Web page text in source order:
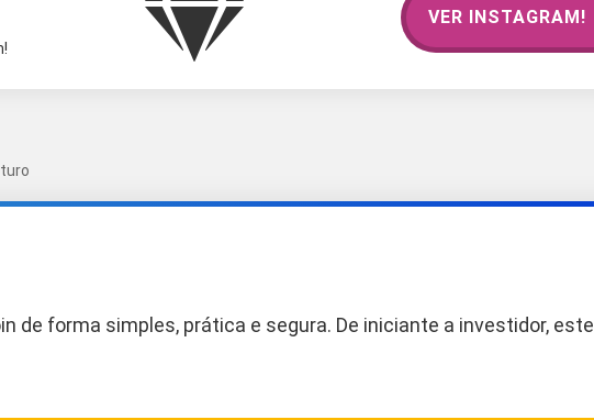
VER INSTAGRAM!
de forma simples, prática e segura. De iniciante a investidor, este